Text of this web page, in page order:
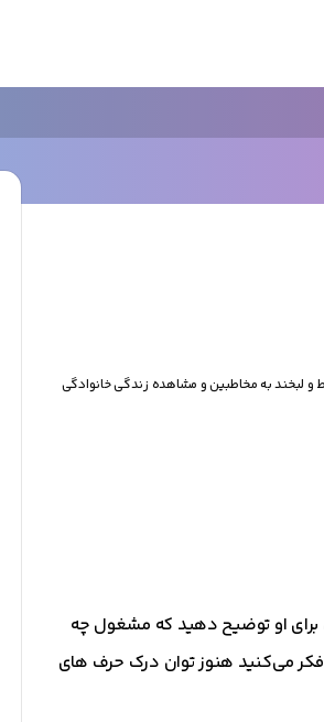
و لبخند به مخاطبین و مشاهده زندگی خانوادگی
برای او توضیح دهید که مشغول چه
فکر می‌کنید هنوز توان درک حرف های